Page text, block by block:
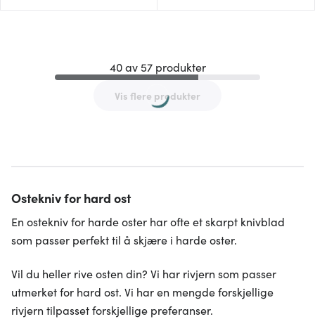
40 av 57 produkter
Vis flere produkter
Ostekniv for hard ost
En ostekniv for harde oster har ofte et skarpt knivblad
som passer perfekt til å skjære i harde oster.
Vil du heller rive osten din? Vi har rivjern som passer
utmerket for hard ost. Vi har en mengde forskjellige
rivjern tilpasset forskjellige preferanser.